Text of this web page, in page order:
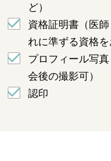
ど）
資格証明書（医
れに準ずる資格を
プロフィール写
会後の撮影可）
認印